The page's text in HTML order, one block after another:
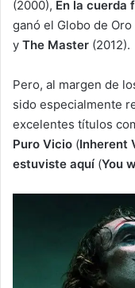
(2000), En la cuerda
ganó el Globo de
y The Master (2012).
Pero, al margen de
sido especialmente
excelentes títulos
Puro Vicio (Inherent
estuviste aquí (You